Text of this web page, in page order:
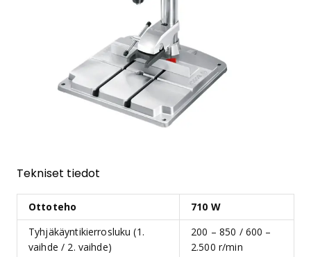
Tekniset tiedot
Ottoteho
710 W
Tyhjäkäyntikierrosluku (1.
vaihde / 2. vaihde)
200 – 850 / 600 –
2.500 r/min